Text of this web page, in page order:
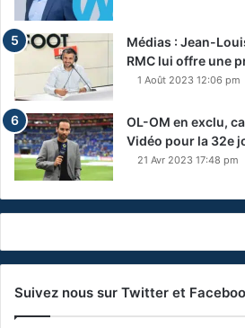
Médias : Jean-
RMC lui offre une
1 Août 2023 12:06 pm
OL-OM en exclu,
Vidéo pour la 32e
21 Avr 2023 17:48 pm
Suivez nous sur Twitter et